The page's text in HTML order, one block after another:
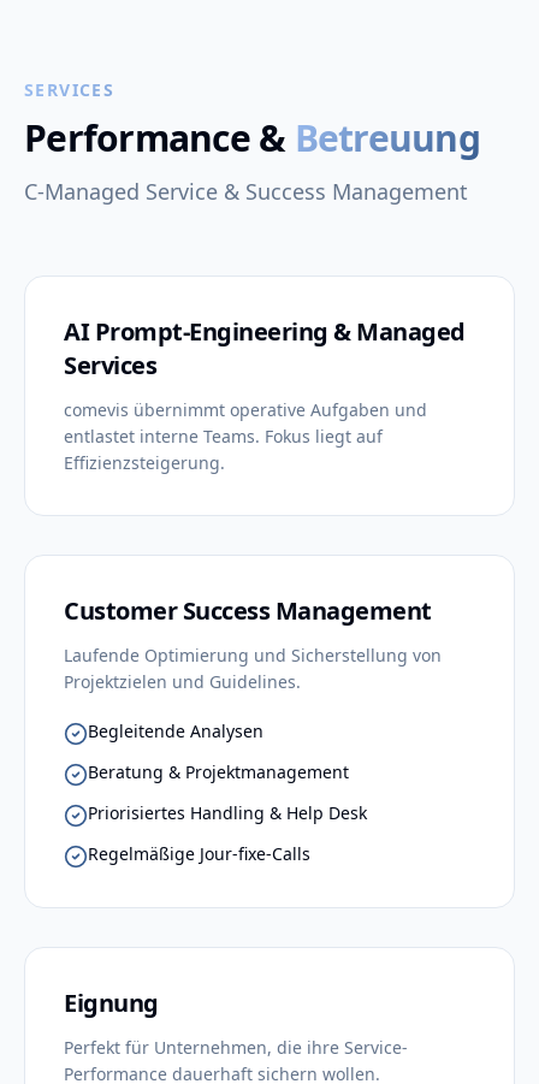
SERVICES
Performance & Betreuung
C-Managed Service & Success Management
AI Prompt-Engineering & Managed
Services
comevis übernimmt operative Aufgaben und
entlastet interne Teams. Fokus liegt auf
Effizienzsteigerung.
Customer Success Management
Laufende Optimierung und Sicherstellung von
Projektzielen und Guidelines.
Begleitende Analysen
Beratung & Projektmanagement
Priorisiertes Handling & Help Desk
Regelmäßige Jour-fixe-Calls
Eignung
Perfekt für Unternehmen, die ihre Service-
Performance dauerhaft sichern wollen.